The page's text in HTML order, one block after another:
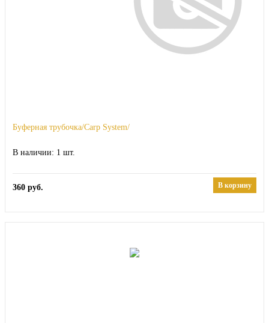
Буферная трубочка/Carp System/
1
360 руб. В корзину